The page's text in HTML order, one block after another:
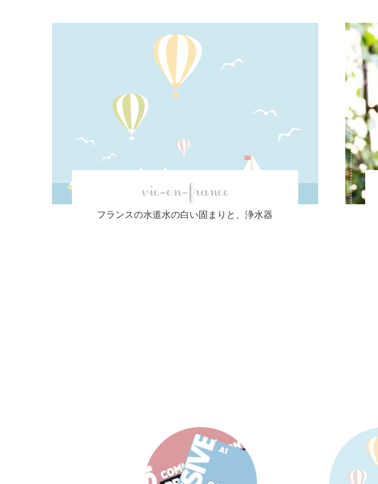
vie-en-france
フランスの水道水の白い固まりと、浄水器